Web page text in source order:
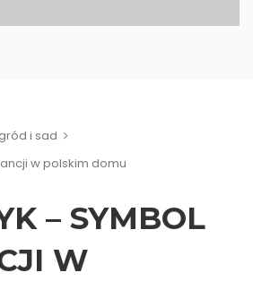
i sad
w polskim domu
– SYMBOL
W